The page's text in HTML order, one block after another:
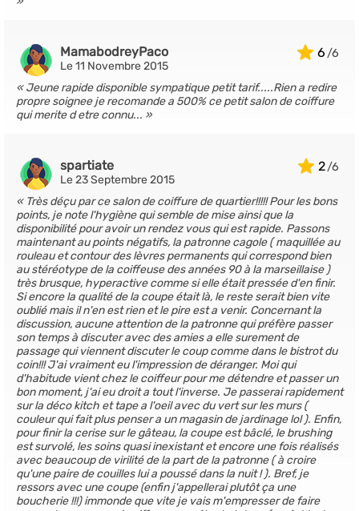
6
MamabodreyPaco
Le 11 Novembre 2015
Jeune rapide disponible sympatique petit tarif.....Rien a redire
propre soignee je recomande a 500% ce petit salon de coiffure
qui merite d etre connu...
2
spartiate
Le 23 Septembre 2015
Très déçu par ce salon de coiffure de quartier!!!!! Pour les bons
points, je note l'hygiène qui semble de mise ainsi que la
disponibilité pour avoir un rendez vous qui est rapide. Passons
maintenant au points négatifs, la patronne cagole ( maquillée au
rouleau et contour des lèvres permanents qui correspond bien
au stéréotype de la coiffeuse des années 90 à la marseillaise )
très brusque, hyperactive comme si elle était pressée d'en finir.
Si encore la qualité de la coupe était là, le reste serait bien vite
oublié mais il n'en est rien et le pire est a venir. Concernant la
discussion, aucune attention de la patronne qui préfère passer
son temps à discuter avec des amies a elle surement de
passage qui viennent discuter le coup comme dans le bistrot du
coin!!! J'ai vraiment eu l'impression de déranger. Moi qui
d'habitude vient chez le coiffeur pour me détendre et passer un
bon moment, j'ai eu droit a tout l'inverse. Je passerai rapidement
sur la déco kitch et tape a l'oeil avec du vert sur les murs (
couleur qui fait plus penser a un magasin de jardinage lol ). Enfin,
pour finir la cerise sur le gâteau, la coupe est bâclé, le brushing
est survolé, les soins quasi inexistant et encore une fois réalisés
avec beaucoup de virilité de la part de la patronne ( à croire
qu'une paire de couilles lui a poussé dans la nuit ! ). Bref, je
ressors avec une coupe (enfin j'appellerai plutôt ça une
boucherie !!!) immonde que vite je vais m'empresser de faire